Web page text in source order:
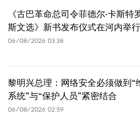
《古巴革命总司令菲德尔·卡斯特
斯文选》新书发布仪式在河内举行
06/08/2026 03:38
黎明兴总理：网络安全必须做到“
系统”与“保护人员”紧密结合
06/08/2026 02:59